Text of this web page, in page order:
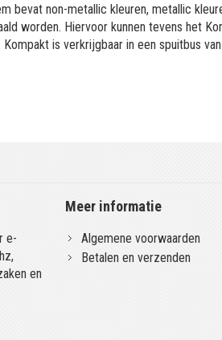
bevat non-metallic kleuren, metallic
worden. Hiervoor kunnen tevens het
is verkrijgbaar in een spuitbus
e-
en
Meer informatie
Algemene voorwaarden
Betalen en verzenden